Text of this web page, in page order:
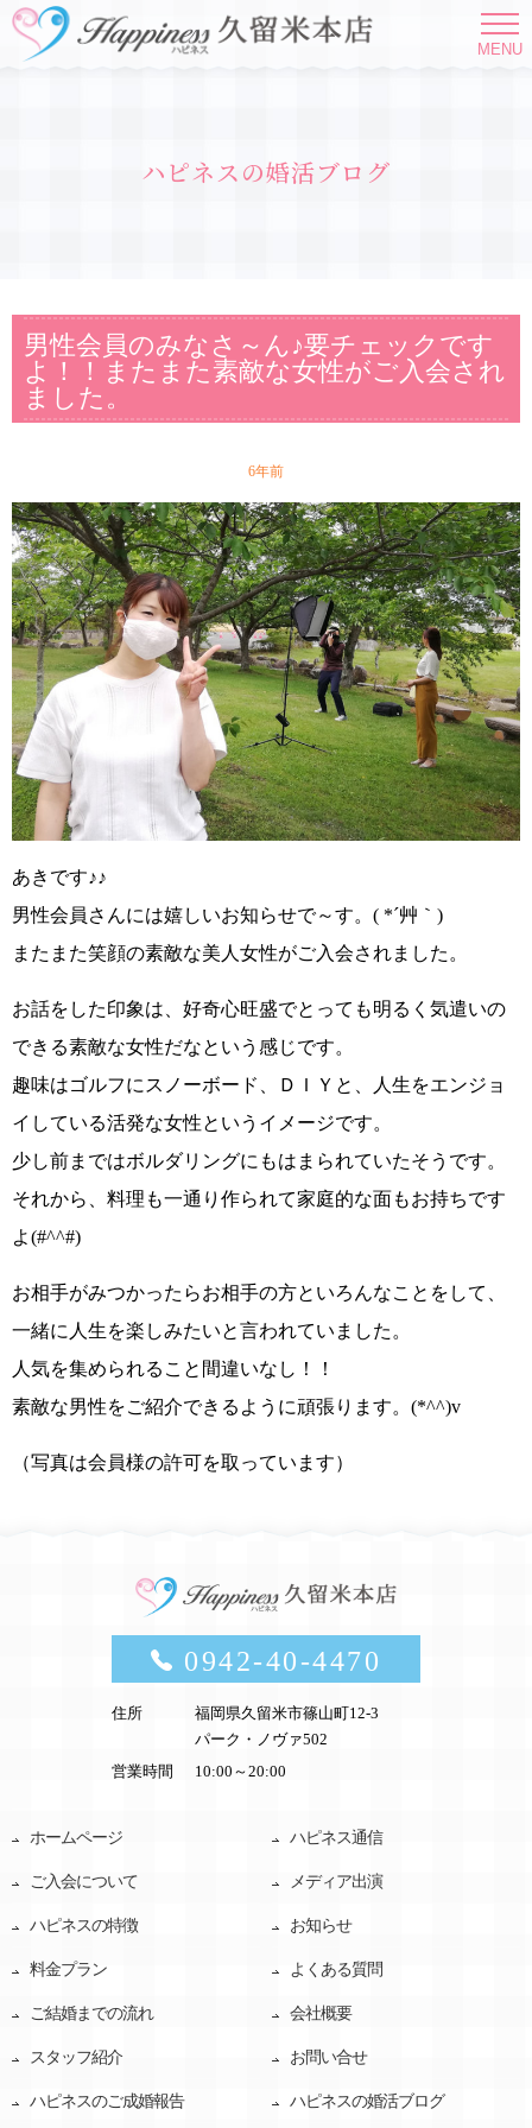
MENU
ハピネスの婚活ブログ
男性会員のみなさ～ん♪要チェックです
よ！！またまた素敵な女性がご入会され
ました。
6年前
あきです♪♪
男性会員さんには嬉しいお知らせで～す。( *´艸｀)
またまた笑顔の素敵な美人女性がご入会されました。
お話をした印象は、好奇心旺盛でとっても明るく気遣いの
できる素敵な女性だなという感じです。
趣味はゴルフにスノーボード、ＤＩＹと、人生をエンジョ
イしている活発な女性というイメージです。
少し前まではボルダリングにもはまられていたそうです。
それから、料理も一通り作られて家庭的な面もお持ちです
よ(#^^#)
お相手がみつかったらお相手の方といろんなことをして、
一緒に人生を楽しみたいと言われていました。
人気を集められること間違いなし！！
素敵な男性をご紹介できるように頑張ります。 (*^^)v
（写真は会員様の許可を取っています）
0942-40-4470
住所
福岡県久留米市篠山町12-3
パーク・ノヴァ502
営業時間
10:00～20:00
ホームページ
ご入会について
ハピネスの特徴
料金プラン
ご結婚までの流れ
スタッフ紹介
ハピネスのご成婚報告
ハピネス通信
メディア出演
お知らせ
よくある質問
会社概要
お問い合せ
ハピネスの婚活ブログ